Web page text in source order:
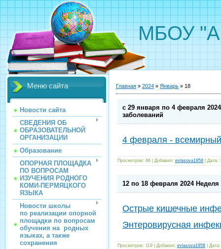
МБОУ
Меню сайта
Новости сайта
СВЕДЕНИЯ ОБ
ОБРАЗОВАТЕЛЬНОЙ
ОРГАНИЗАЦИИ
Образование
ОПОРНАЯ ПЛОЩАДКА
ПО ВОПРОСАМ
ИЗУЧЕНИЯ РОДНОГО
КОМИ-ПЕРМЯЦКОГО
ЯЗЫКА
Новости школы
по реализации опорной
площадки по вопросам
обучения на родных
языках, а также
сохранения
Главная » 2024 » Январь » 18
с 29 января по 4 февраля
заболеваний
4 февраля -
Просмотров: 86 Добавил: evlasova1958 Дата:
12 по 18 февраля 2024
Острые кишечные
Энтеровирусная
Просмотров: 119 Добавил: evlasova1958 Дата: